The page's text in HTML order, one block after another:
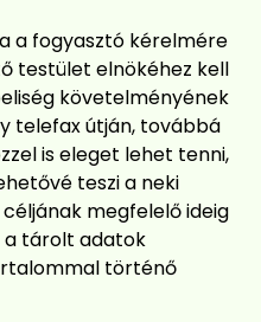
a fogyasztó kérelmére
testület elnökéhez kell
követelményének
telefax útján, továbbá
is eleget lehet tenni,
teszi a neki
megfelelő ideig
tárolt adatok
történő